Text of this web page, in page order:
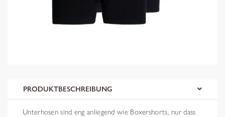
PRODUKTBESCHREIBUNG
Unterhosen sind eng anliegend wie Boxershorts, nur dass